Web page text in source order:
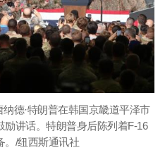
德·特朗普在韩国京畿道平泽市
讲话。特朗普身后陈列着F-16
。/纽西斯通讯社